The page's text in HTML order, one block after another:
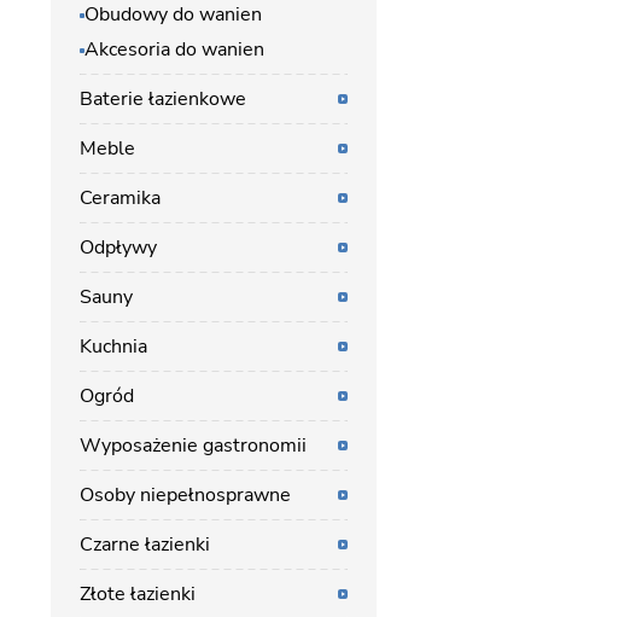
Obudowy do wanien
Akcesoria do wanien
Baterie łazienkowe
Meble
Ceramika
Odpływy
Sauny
Kuchnia
Ogród
Wyposażenie gastronomii
Osoby niepełnosprawne
Czarne łazienki
Złote łazienki